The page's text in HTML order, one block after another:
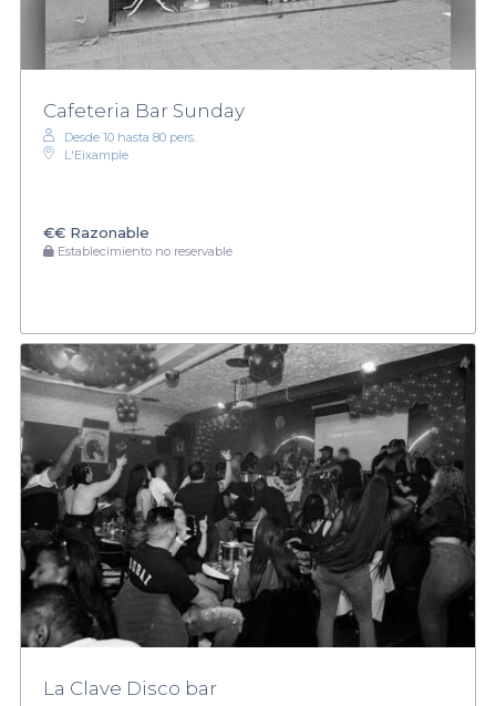
Cafeteria Bar Sunday
Desde 10 hasta 80 pers.
L'Eixample
€€ Razonable
Establecimiento no reservable
La Clave Disco bar